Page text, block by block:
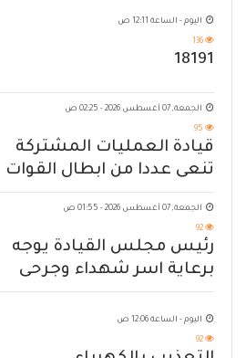
اليوم - الساعة 12:11 ص
136
18191
الجمعة, 07 أغسطس 2026 - 02:25 ص
95
قيادة العمليات المشتركة
تنعى عددا من ابطال القوات
المسلحة
الجمعة, 07 أغسطس 2026 - 01:55 ص
92
رئيس مجلس القيادة يوجه
برعاية اسر شهداء وجرحى
الهجوم الإرهابي الحوثي والرد
الحازم على مصدر التهديد
اليوم - الساعة 12:06 ص
92